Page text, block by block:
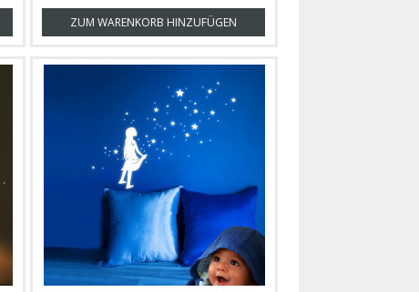
ZUM WARENKORB HINZUFÜGEN